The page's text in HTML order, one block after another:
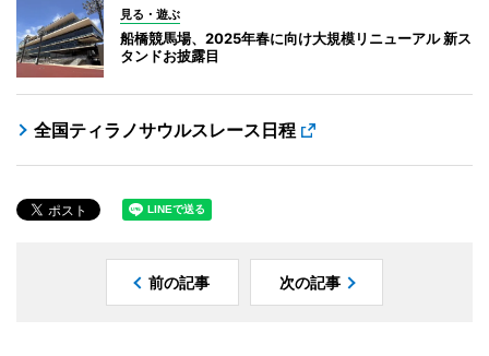
見る・遊ぶ
船橋競馬場、2025年春に向け大規模リニューアル 新ス
タンドお披露目
全国ティラノサウルスレース日程
前の記事 次の記事